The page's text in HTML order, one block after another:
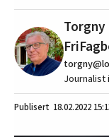
Journalist
18.02.2022